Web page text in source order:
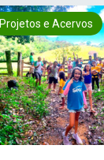
Projetos e Acervos